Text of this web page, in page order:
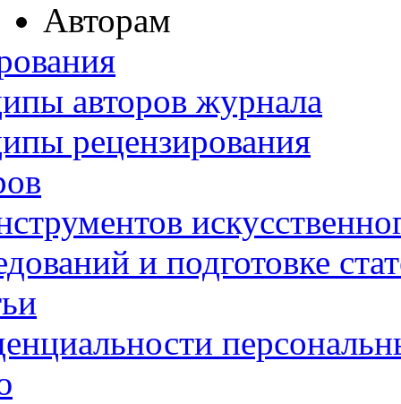
Авторам
авторов журнала
рецензирования
и подготовке